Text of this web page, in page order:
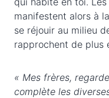
manifestent alors à
se réjouir au milieu
rapprochent de plus
« Mes frères,
complète les